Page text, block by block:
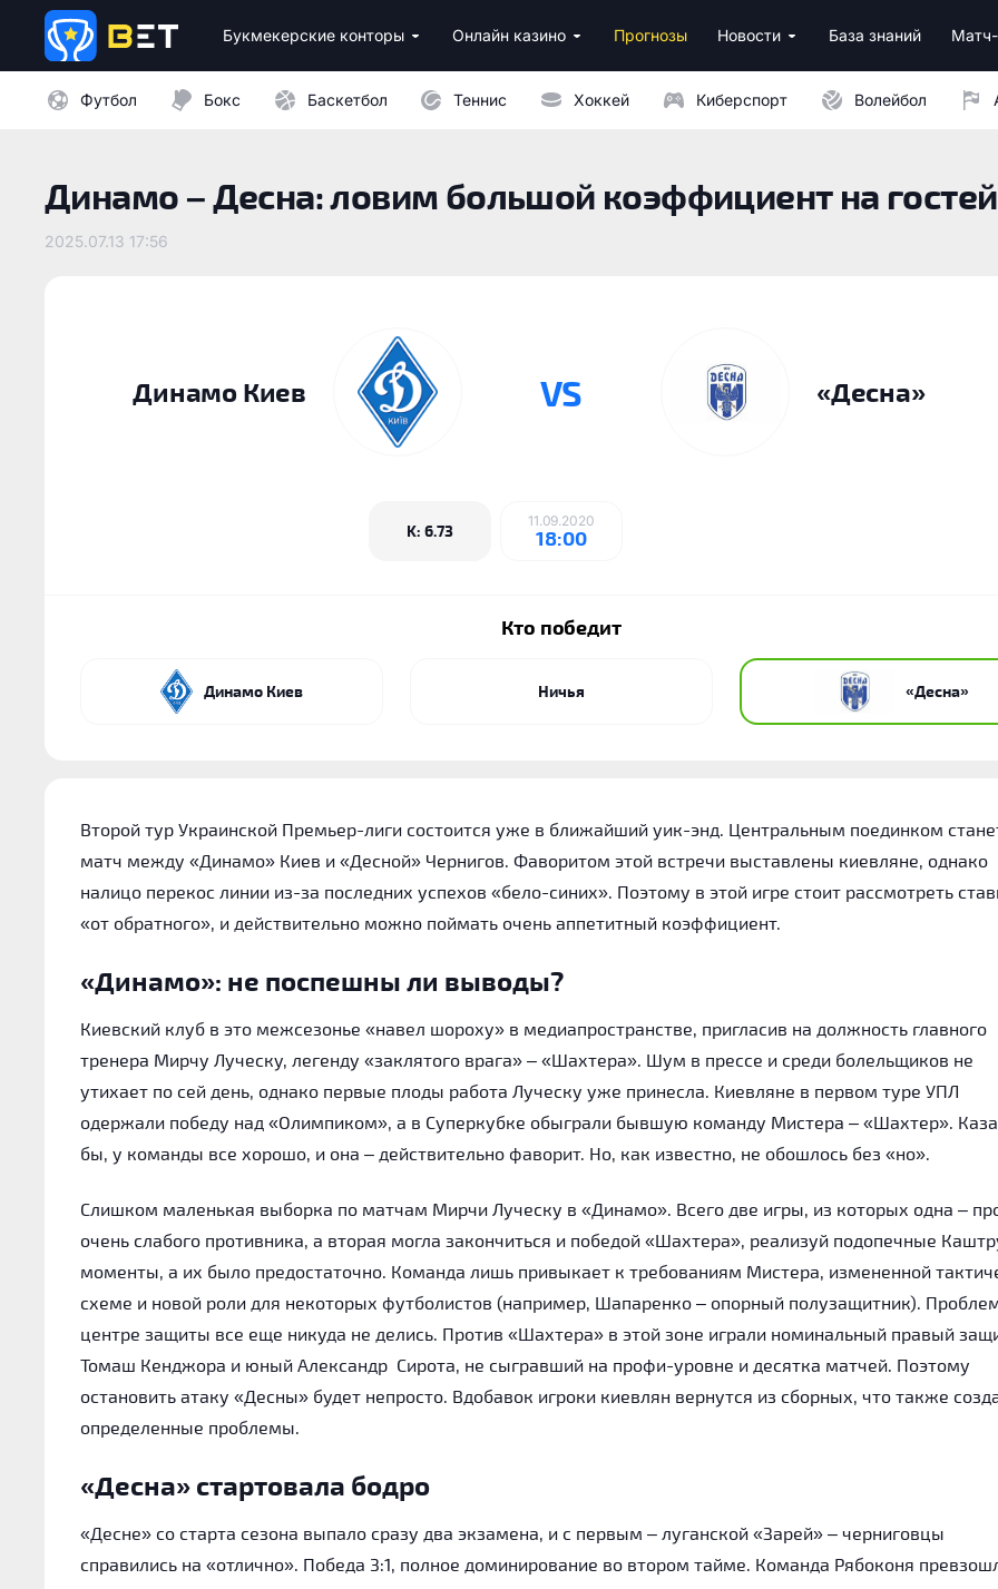
Букмекерские конторы Онлайн казино Прогнозы Новости База знаний
Футбол Бокс Баскетбол Теннис Хоккей Киберспорт Волейбол
Динамо – Десна: ловим большой коэффициент на гостей
2025.07.13 17:56
Динамо Киев VS «Десна»
K: 6.73
11.09.2020
18:00
Кто победит
Динамо Киев Ничья «Десна»
Второй тур Украинской Премьер-лиги состоится уже в ближайший уик-энд. Центральным поединком
матч между «Динамо» Киев и «Десной» Чернигов. Фаворитом этой встречи выставлены киевляне, однако
налицо перекос линии из-за последних успехов «бело-синих». Поэтому в этой игре стоит рассмотреть
«от обратного», и действительно можно поймать очень аппетитный коэффициент.
«Динамо»: не поспешны ли выводы?
Киевский клуб в это межсезонье «навел шороху» в медиапространстве, пригласив на должность главного
тренера Мирчу Луческу, легенду «заклятого врага» – «Шахтера». Шум в прессе и среди болельщиков не
утихает по сей день, однако первые плоды работа Луческу уже принесла. Киевляне в первом туре УПЛ
одержали победу над «Олимпиком», а в Суперкубке обыграли бывшую команду Мистера – «Шахтер».
бы, у команды все хорошо, и она – действительно фаворит. Но, как известно, не обошлось без «но».
Слишком маленькая выборка по матчам Мирчи Луческу в «Динамо». Всего две игры, из которых одна –
очень слабого противника, а вторая могла закончиться и победой «Шахтера», реализуй подопечные
моменты, а их было предостаточно. Команда лишь привыкает к требованиям Мистера, измененной
схеме и новой роли для некоторых футболистов (например, Шапаренко – опорный полузащитник).
центре защиты все еще никуда не делись. Против «Шахтера» в этой зоне играли номинальный правый
Томаш Кенджора и юный Александр Сирота, не сыгравший на профи-уровне и десятка матчей. Поэтому
остановить атаку «Десны» будет непросто. Вдобавок игроки киевлян вернутся из сборных, что также
определенные проблемы.
«Десна» стартовала бодро
«Десне» со старта сезона выпало сразу два экзамена, и с первым – луганской «Зарей» – черниговцы
справились на «отлично». Победа 3:1, полное доминирование во втором тайме. Команда Рябоконя